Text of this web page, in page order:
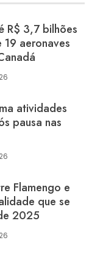
R$ 3,7 bilhões
aeronaves
atividades
pausa nas
Flamengo e
que se
2025